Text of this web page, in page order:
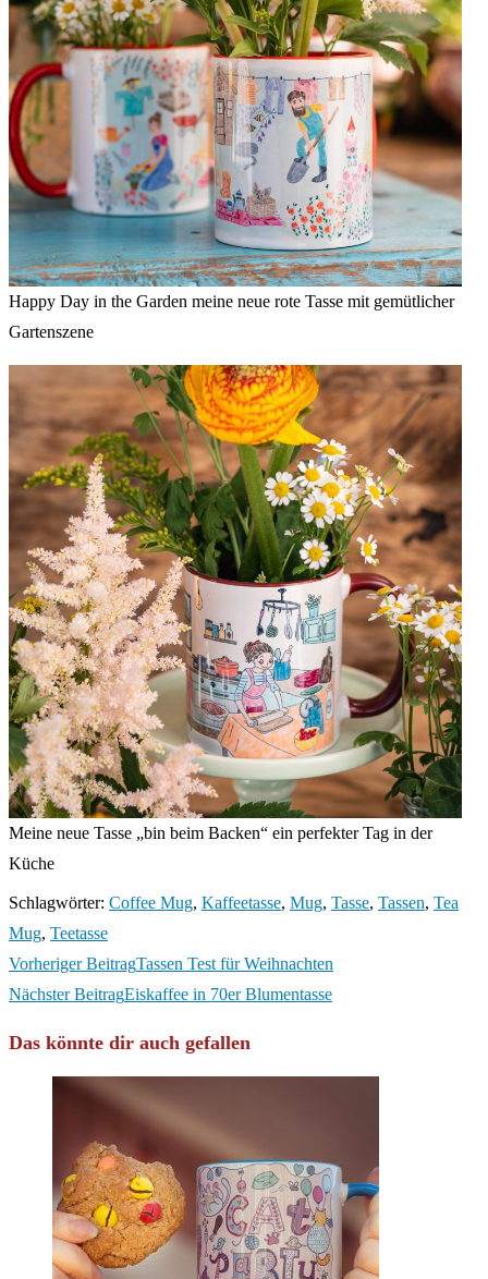
Happy Day in the Garden meine neue rote Tasse mit gemütlicher
Gartenszene
Meine neue Tasse „bin beim Backen“ ein perfekter Tag in der
Küche
Schlagwörter: Coffee Mug, Kaffeetasse, Mug, Tasse, Tassen, Tea
Mug, Teetasse
Weitere
Artikel
Vorheriger BeitragTassen Test für Weihnachten
Nächster BeitragEiskaffee in 70er Blumentasse
Das könnte dir auch gefallen